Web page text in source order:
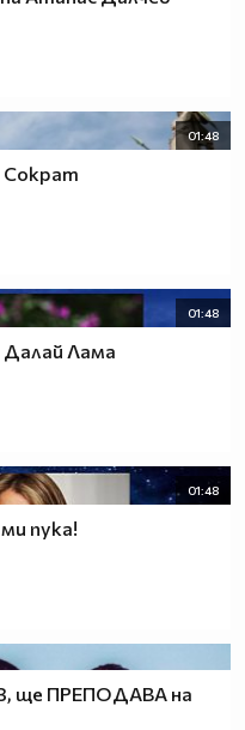
01:48
Сократ
01:48
Далай Лама
01:48
пука!
ще ПРЕПОДАВА на